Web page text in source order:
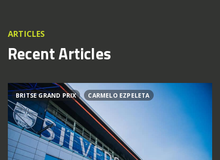
ARTICLES
Recent Articles
BRITSE GRAND PRIX CARMELO EZPELETA